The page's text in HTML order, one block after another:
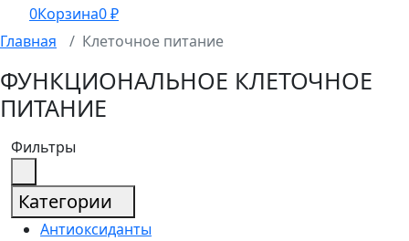
0Корзина0₽
Главная
Клеточное питание
ФУНКЦИОНАЛЬНОЕ КЛЕТОЧНОЕ
ПИТАНИЕ
Фильтры
Категории
Антиоксиданты